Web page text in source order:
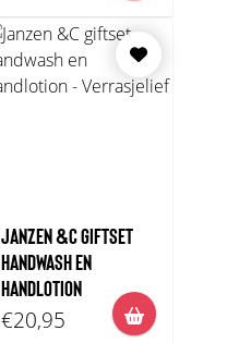
JANZEN &C GIFTSET
HANDWASH EN
HANDLOTION
€20,95